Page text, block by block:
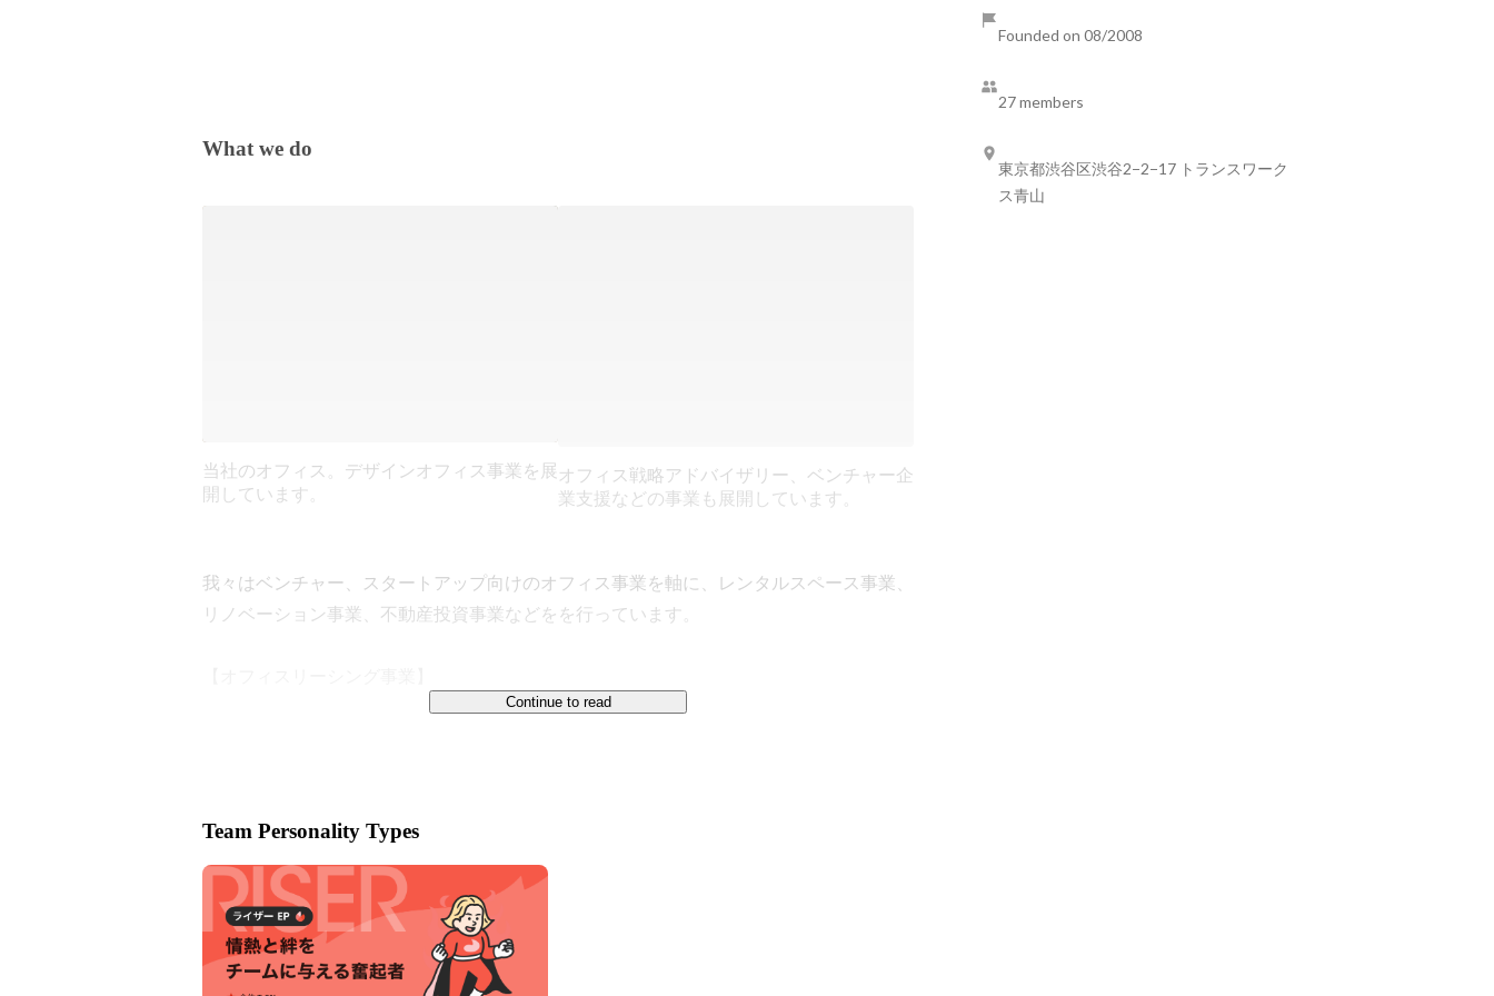
What we do
当社のオフィス。デザインオフィス事業を展
開しています。
オフィス戦略アドバイザリー、ベンチャー企
業支援などの事業も展開しています。
我々はベンチャー、スタートアップ向けのオフィス事業を軸に、レンタルスペース事業、
リノベーション事業、不動産投資事業などをを行っています。
起業家・ベンチャー経営者をターゲットとし、新たなビジネスをオフィスからサポートし
ています。
月間30万PVを超え、多くのユーザーから日々問い合わせをいただいております。
http://www.soho-tokyo.com
Continue to read
Team Personality Types
Founded on 08/2008
27 members
東京都渋谷区渋谷2−2−17 トランスワーク
ス青山